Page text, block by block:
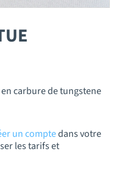
carbure de tungstene
un comptedans votre
les tarifs et